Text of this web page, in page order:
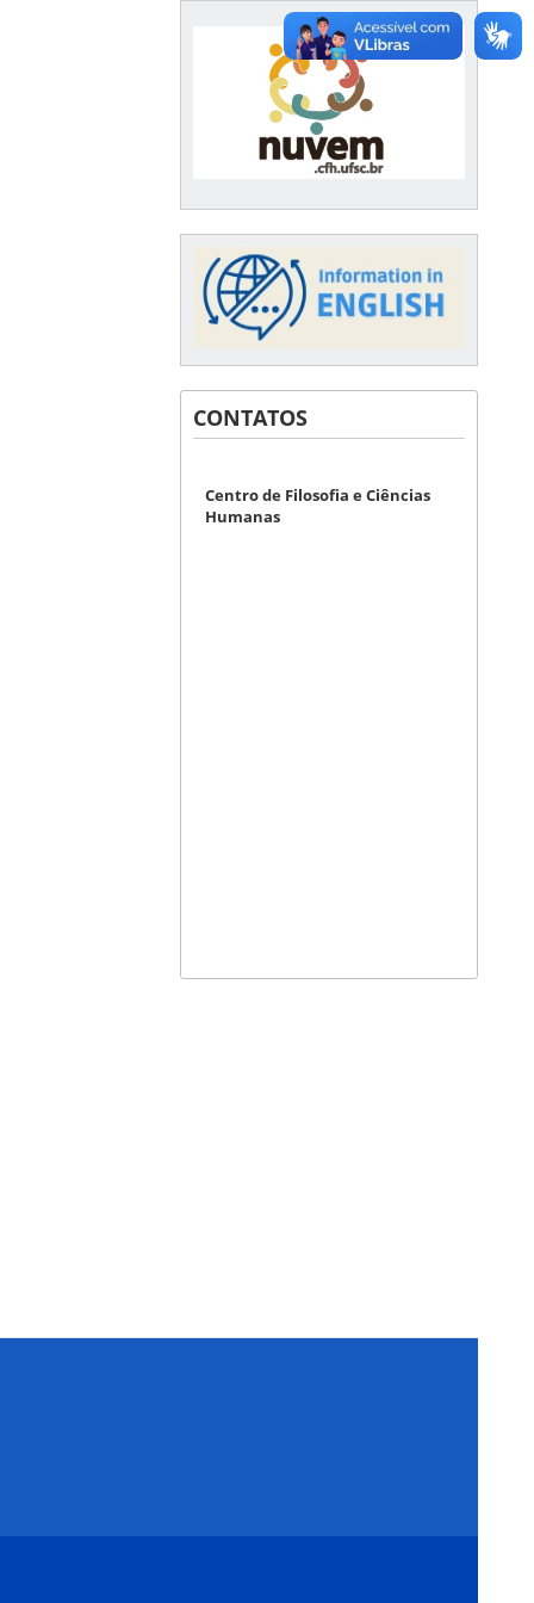
CONTATOS
Centro de Filosofia e Ciências
Humanas